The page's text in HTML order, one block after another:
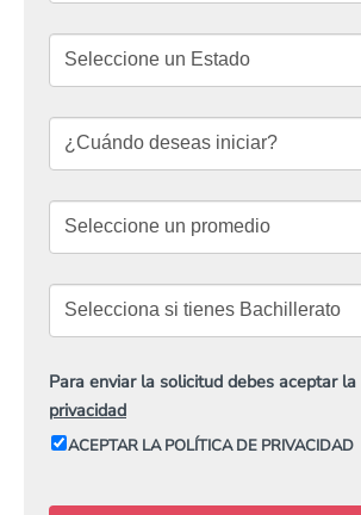
Para enviar la solicitud debes aceptar la
privacidad
ACEPTAR LA POLÍTICA DE PRIVACIDAD